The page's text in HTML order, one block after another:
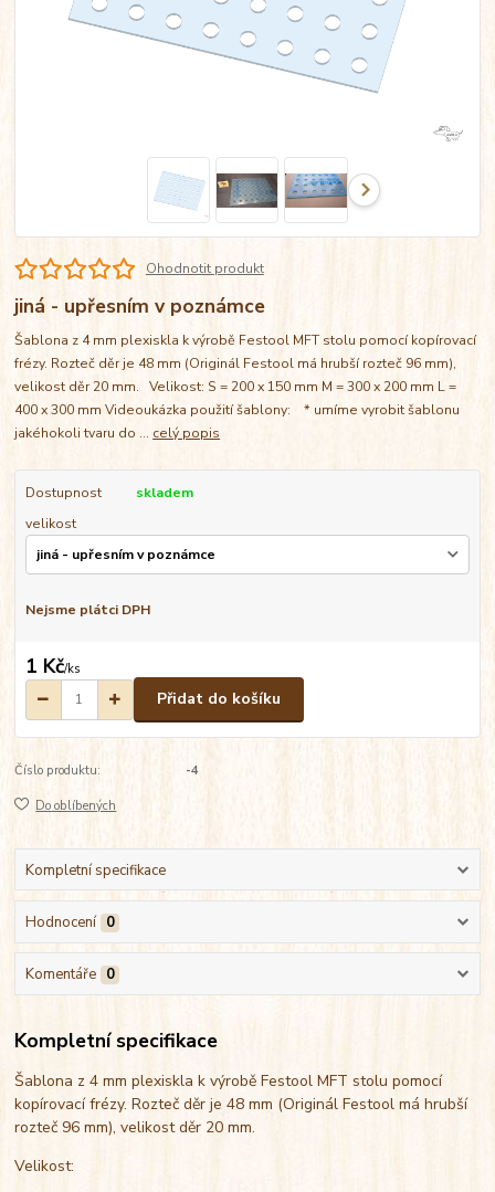
Ohodnotit produkt
jiná - upřesním v poznámce
Šablona z 4 mm plexiskla k výrobě Festool MFT stolu pomocí kopírovací
frézy. Rozteč děr je 48 mm (Originál Festool má hrubší rozteč 96 mm),
velikost děr 20 mm. Velikost: S = 200 x 150 mm M = 300 x 200 mm L =
400 x 300 mm Videoukázka použití šablony: * umíme vyrobit šablonu
jakéhokoli tvaru do ... celý popis
Dostupnost
skladem
velikost
Nejsme plátci DPH
1 Kč/ks
Přidat do košíku
Číslo produktu: -4
Do oblíbených
Kompletní specifikace
Hodnocení 0
Komentáře 0
Kompletní specifikace
Šablona z 4 mm plexiskla k výrobě Festool MFT stolu pomocí
kopírovací frézy. Rozteč děr je 48 mm (Originál Festool má hrubší
rozteč 96 mm), velikost děr 20 mm.
Velikost: